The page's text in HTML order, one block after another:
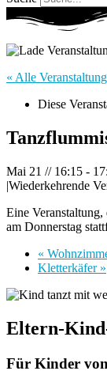
« Alle
Diese
Mai 21 // 16:15 -
|Wiederkehrende
Eine
am Donnerstag
«
Kletterkäfer »
Eltern-
Für Kinder